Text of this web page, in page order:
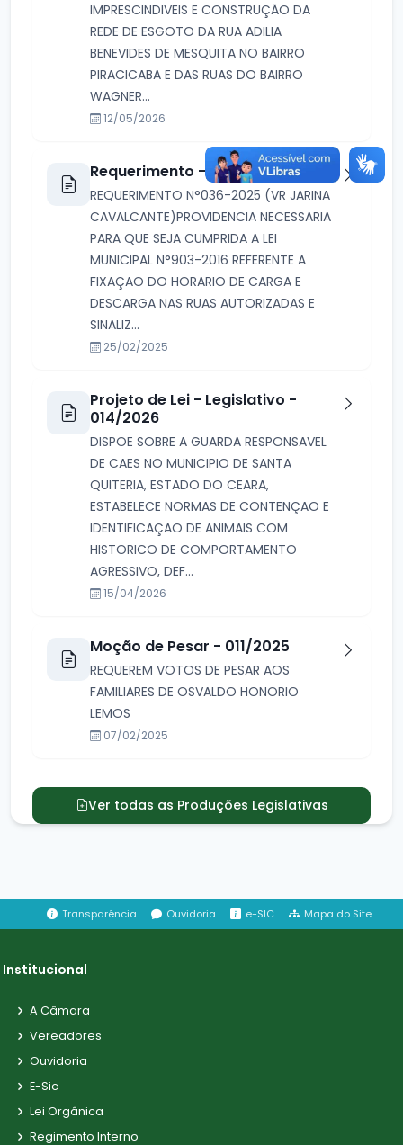
IMPRESCINDIVEIS E CONSTRUÇÃO DA
REDE DE ESGOTO DA RUA ADILIA
BENEVIDES DE MESQUITA NO BAIRRO
PIRACICABA E DAS RUAS DO BAIRRO
WAGNER...
12/05/2026
Requerimento - 036/2025
REQUERIMENTO N°036-2025 (VR JARINA
CAVALCANTE)PROVIDENCIA NECESSARIA
PARA QUE SEJA CUMPRIDA A LEI
MUNICIPAL N°903-2016 REFERENTE A
FIXAÇAO DO HORARIO DE CARGA E
DESCARGA NAS RUAS AUTORIZADAS E
SINALIZ...
25/02/2025
Projeto de Lei - Legislativo -
014/2026
DISPOE SOBRE A GUARDA RESPONSAVEL
DE CAES NO MUNICIPIO DE SANTA
QUITERIA, ESTADO DO CEARA,
ESTABELECE NORMAS DE CONTENÇAO E
IDENTIFICAÇAO DE ANIMAIS COM
HISTORICO DE COMPORTAMENTO
AGRESSIVO, DEF...
15/04/2026
Moção de Pesar - 011/2025
REQUEREM VOTOS DE PESAR AOS
FAMILIARES DE OSVALDO HONORIO
LEMOS
07/02/2025
Ver todas as Produções Legislativas
Transparência Ouvidoria e-SIC Mapa do Site
Institucional
A Câmara
Vereadores
Ouvidoria
E-Sic
Lei Orgânica
Regimento Interno